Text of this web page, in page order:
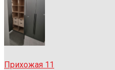
Прихожая 11